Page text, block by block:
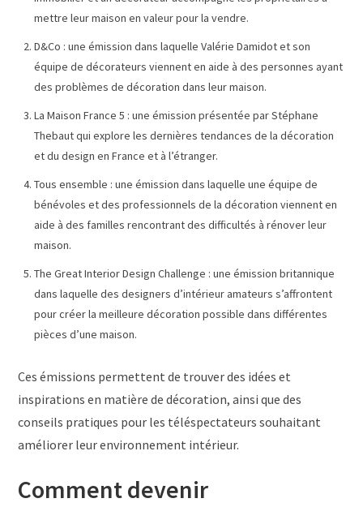
mettre leur maison en valeur pour la vendre.
D&Co : une émission dans laquelle Valérie Damidot et son
équipe de décorateurs viennent en aide à des personnes ayant
des problèmes de décoration dans leur maison.
La Maison France 5 : une émission présentée par Stéphane
Thebaut qui explore les dernières tendances de la décoration
et du design en France et à l’étranger.
Tous ensemble : une émission dans laquelle une équipe de
bénévoles et des professionnels de la décoration viennent en
aide à des familles rencontrant des difficultés à rénover leur
maison.
The Great Interior Design Challenge : une émission britannique
dans laquelle des designers d’intérieur amateurs s’affrontent
pour créer la meilleure décoration possible dans différentes
pièces d’une maison.
Ces émissions permettent de trouver des idées et
inspirations en matière de décoration, ainsi que des
conseils pratiques pour les téléspectateurs souhaitant
améliorer leur environnement intérieur.
Comment devenir